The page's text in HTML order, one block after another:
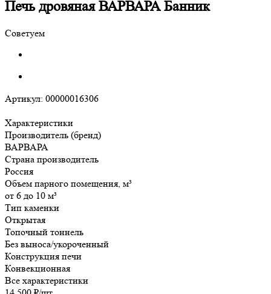
Печь дровяная ВАРВАРА Банник
Советуем
Артикул: 00000016306
Характеристики
Производитель (бренд)
ВАРВАРА
Страна производитель
Россия
Объем парного помещения, м³
от 6 до 10 м³
Тип каменки
Открытая
Топочный тоннель
Без выноса/укороченный
Конструкция печи
Конвекционная
Все характеристики